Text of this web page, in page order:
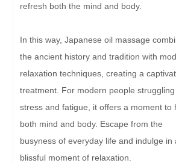
refresh both the mind and body.
In this way, Japanese oil massage
the ancient history and tradition with
relaxation techniques, creating a
treatment. For modern people struggling
stress and fatigue, it offers a moment to
both mind and body. Escape from the
busyness of everyday life and indulge in
blissful moment of relaxation.